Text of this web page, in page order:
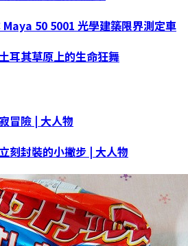
50 5001 光學建築限界測定車
耳其草原上的生命狂舞
冒險 | 大人物
刻封裝的小撇步 | 大人物